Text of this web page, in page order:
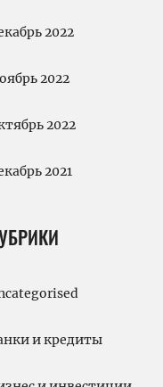
2022
2022
2022
2021
и кредиты